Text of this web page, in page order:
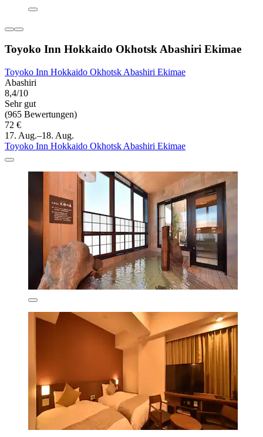
Toyoko Inn Hokkaido Okhotsk Abashiri Ekimae
Toyoko Inn Hokkaido Okhotsk Abashiri Ekimae
Abashiri
8,4/10
Sehr gut
(965 Bewertungen)
72 €
17. Aug.–18. Aug.
Toyoko Inn Hokkaido Okhotsk Abashiri Ekimae